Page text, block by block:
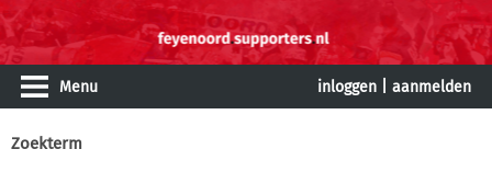
Menu inloggen aanmelden
Zoekterm